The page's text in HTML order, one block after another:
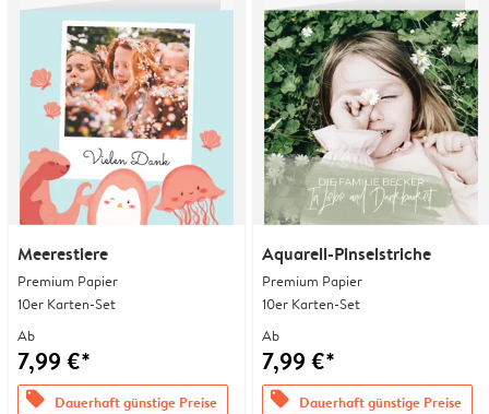
Meerestiere
Premium Papier
10er Karten-Set
Ab
7,99 €*
offers Dauerhaft günstige Preise
Aquarell-Pinselstriche
Premium Papier
10er Karten-Set
Ab
7,99 €*
offers Dauerhaft günstige Preise